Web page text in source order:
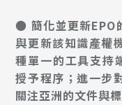
● 簡化並更新EPO
與更新該知識產權
種單一的工具支
授予程序；進一步
關注亞洲的文件與標